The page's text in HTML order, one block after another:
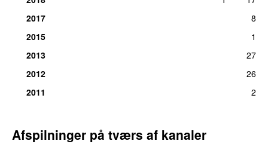
2017
8
2015
1
2013
27
2012
26
2011
2
Afspilninger på tværs af kanaler